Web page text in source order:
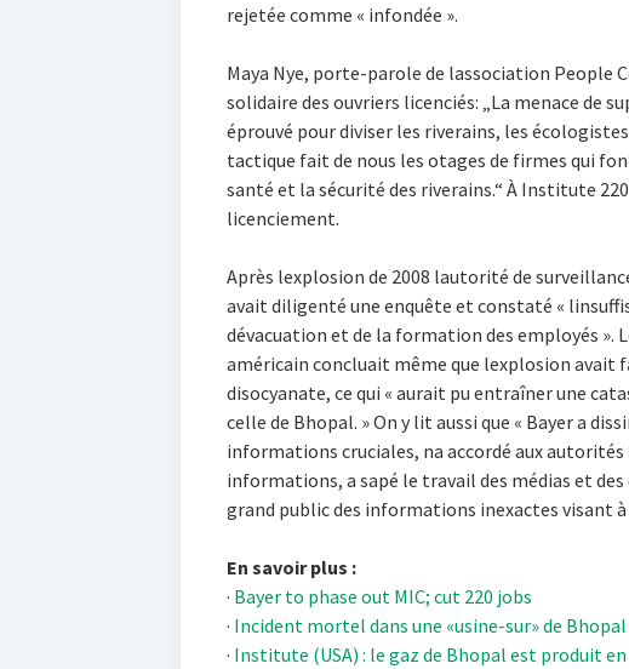
rejetée comme « infondée ».
Maya Nye, porte-parole de lassociation People
solidaire des ouvriers licenciés: „La menace de
éprouvé pour diviser les riverains, les
tactique fait de nous les otages de firmes qui
santé et la sécurité des riverains.“ À Institute
licenciement.
Après lexplosion de 2008 lautorité de
avait diligenté une enquête et constaté «
dévacuation et de la formation des employés ».
américain concluait même que lexplosion
disocyanate, ce qui « aurait pu entraîner une
celle de Bhopal. » On y lit aussi que « Bayer a
informations cruciales, na accordé aux autorités
informations, a sapé le travail des médias et
grand public des informations inexactes visant à
En savoir plus :
· Bayer to phase out MIC; cut 220 jobs
· Incident mortel dans une «usine-sur» de Bhopal
· Institute (USA) : le gaz de Bhopal est produit